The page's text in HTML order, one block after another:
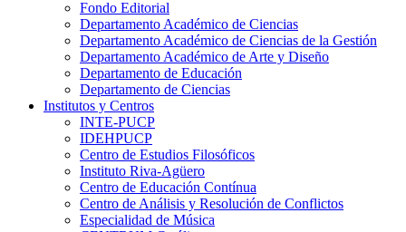
Fondo Editorial
Departamento Académico de Ciencias
Departamento Académico de Ciencias de la Gestión
Departamento Académico de Arte y Diseño
Departamento de Educación
Departamento de Ciencias
Institutos y Centros
INTE-PUCP
IDEHPUCP
Centro de Estudios Filosóficos
Instituto Riva-Agüero
Centro de Educación Contínua
Centro de Análisis y Resolución de Conflictos
Especialidad de Música